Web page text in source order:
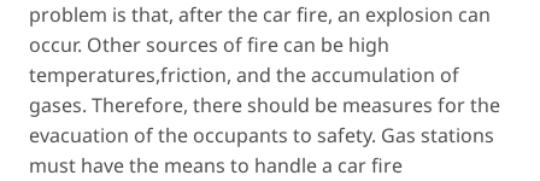
problem is that, after the car fire, an explosion can
occur. Other sources of fire can be high
temperatures,friction, and the accumulation of
gases. Therefore, there should be measures for the
evacuation of the occupants to safety. Gas stations
must have the means to handle a car fire